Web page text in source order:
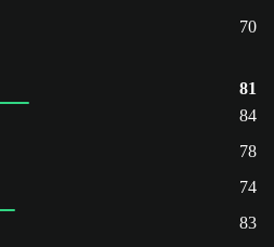
70
81
84
78
74
83